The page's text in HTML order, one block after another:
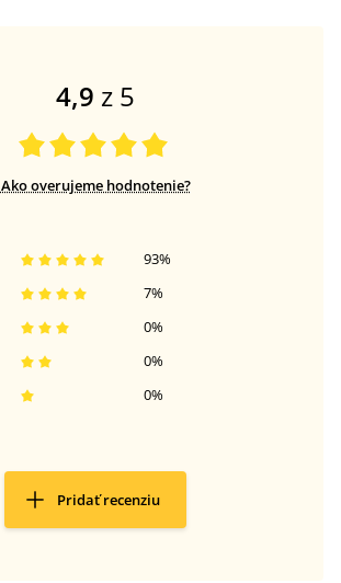
4,9 z 5
Ako overujeme hodnotenie?
0%
0%
0%
7%
93%
Pridať recenziu